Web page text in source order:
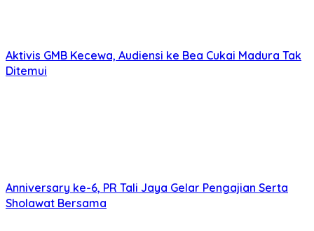
Aktivis GMB Kecewa, Audiensi ke Bea Cukai Madura Tak
Ditemui
Anniversary ke-6, PR Tali Jaya Gelar Pengajian Serta
Sholawat Bersama